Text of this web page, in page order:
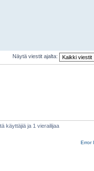
Näytä viestit ajalta:
käyttäjiä ja 1 vierailijaa
Error